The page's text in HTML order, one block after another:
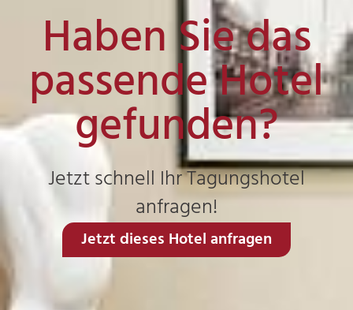
Haben Sie das
passende Hotel
gefunden?
Jetzt schnell Ihr Tagungshotel
anfragen!
Jetzt dieses Hotel anfragen